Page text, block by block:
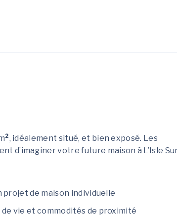
², idéalement situé, et bien exposé. Les
d’imaginer votre future maison à L’Isle
de maison individuelle
vie et commodités de proximité